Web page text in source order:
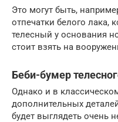
Это могут быть,
отпечатки белого лака,
телесный у основания
стоит взять на
Беби-бумер
Однако и в
дополнительных
будет выглядеть очень